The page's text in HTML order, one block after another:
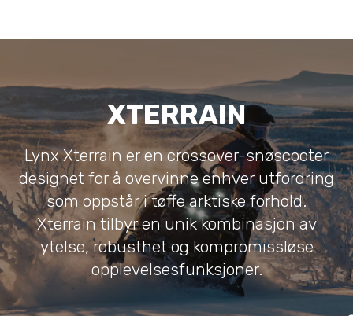
XTERRAIN
Lynx Xterrain er en crossover-snøscooter
designet for å overvinne enhver utfordring
som oppstår i tøffe arktiske forhold.
Xterrain tilbyr en unik kombinasjon av
ytelse, robusthet og kompromissløse
opplevelsesfunksjoner.